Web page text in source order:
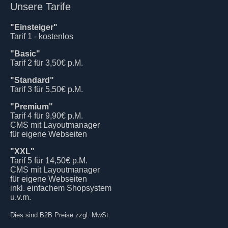
Unsere Tarife
"Einsteiger"
Tarif 1 - kostenlos
"Basic"
Tarif 2 für 3,50€ p.M.
"Standard"
Tarif 3 für 5,50€ p.M.
"Premium"
Tarif 4 für 9,90€ p.M.
CMS mit Layoutmanager
für eigene Webseiten
"XXL"
Tarif 5 für 14,50€ p.M.
CMS mit Layoutmanager
für eigene Webseiten
inkl. einfachem Shopsystem
u.v.m.
Dies sind B2B Preise zzgl. MwSt.